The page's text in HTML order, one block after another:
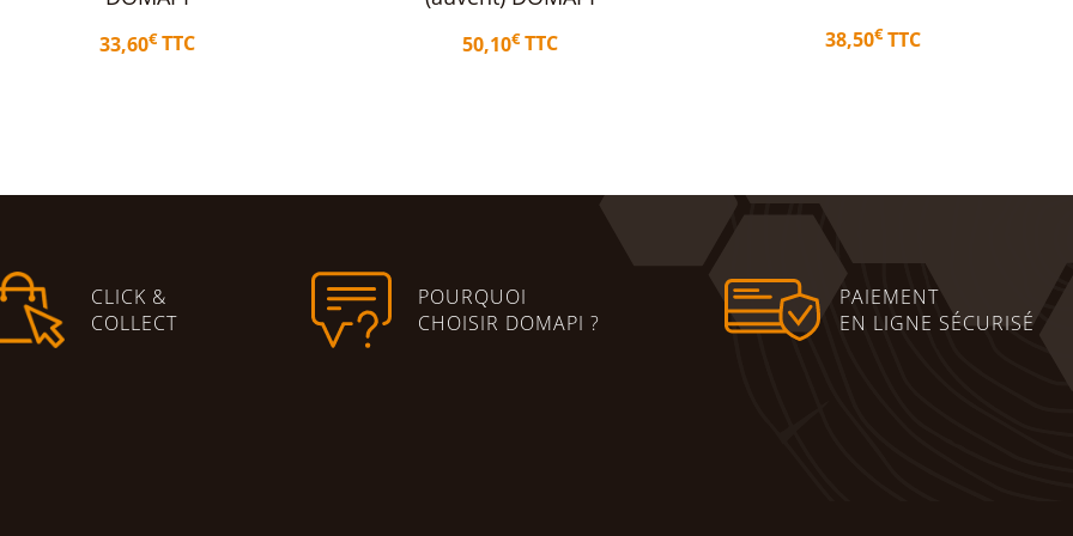
50,10€ TTC 38,50€ TTC 44,70€ TTC
CLICK &
COLLECT
POURQUOI
CHOISIR DOMAPI ?
PAIEMENT
EN LIGNE SÉCURISÉ